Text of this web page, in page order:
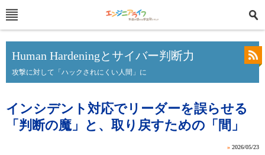
Human Hardeningとサイバー判断力
攻撃に対して「ハックされにくい人間」に
インシデント対応でリーダーを誤らせる
「判断の魔」と、取り戻すための「間」
» 2026/05/23